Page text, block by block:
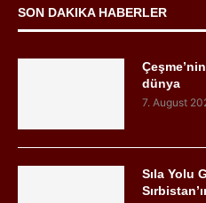
SON DAKIKA HABERLER
dünya
7. August
Sıla Yolu